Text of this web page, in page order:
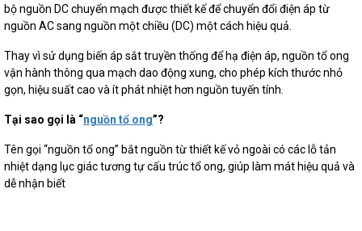
bộ nguồn DC chuyển mạch được thiết kế để chuyển đổi điện áp từ
nguồn AC sang nguồn một chiều (DC) một cách hiệu quả.
Thay vì sử dụng biến áp sắt truyền thống để hạ điện áp, nguồn tổ ong
vận hành thông qua mạch dao động xung, cho phép kích thước nhỏ
gọn, hiệu suất cao và ít phát nhiệt hơn nguồn tuyến tính.
Tại sao gọi là “nguồn tổ ong”?
Tên gọi “nguồn tổ ong” bắt nguồn từ thiết kế vỏ ngoài có các lỗ tản
nhiệt dạng lục giác tương tự cấu trúc tổ ong, giúp làm mát hiệu quả và
dễ nhận biết